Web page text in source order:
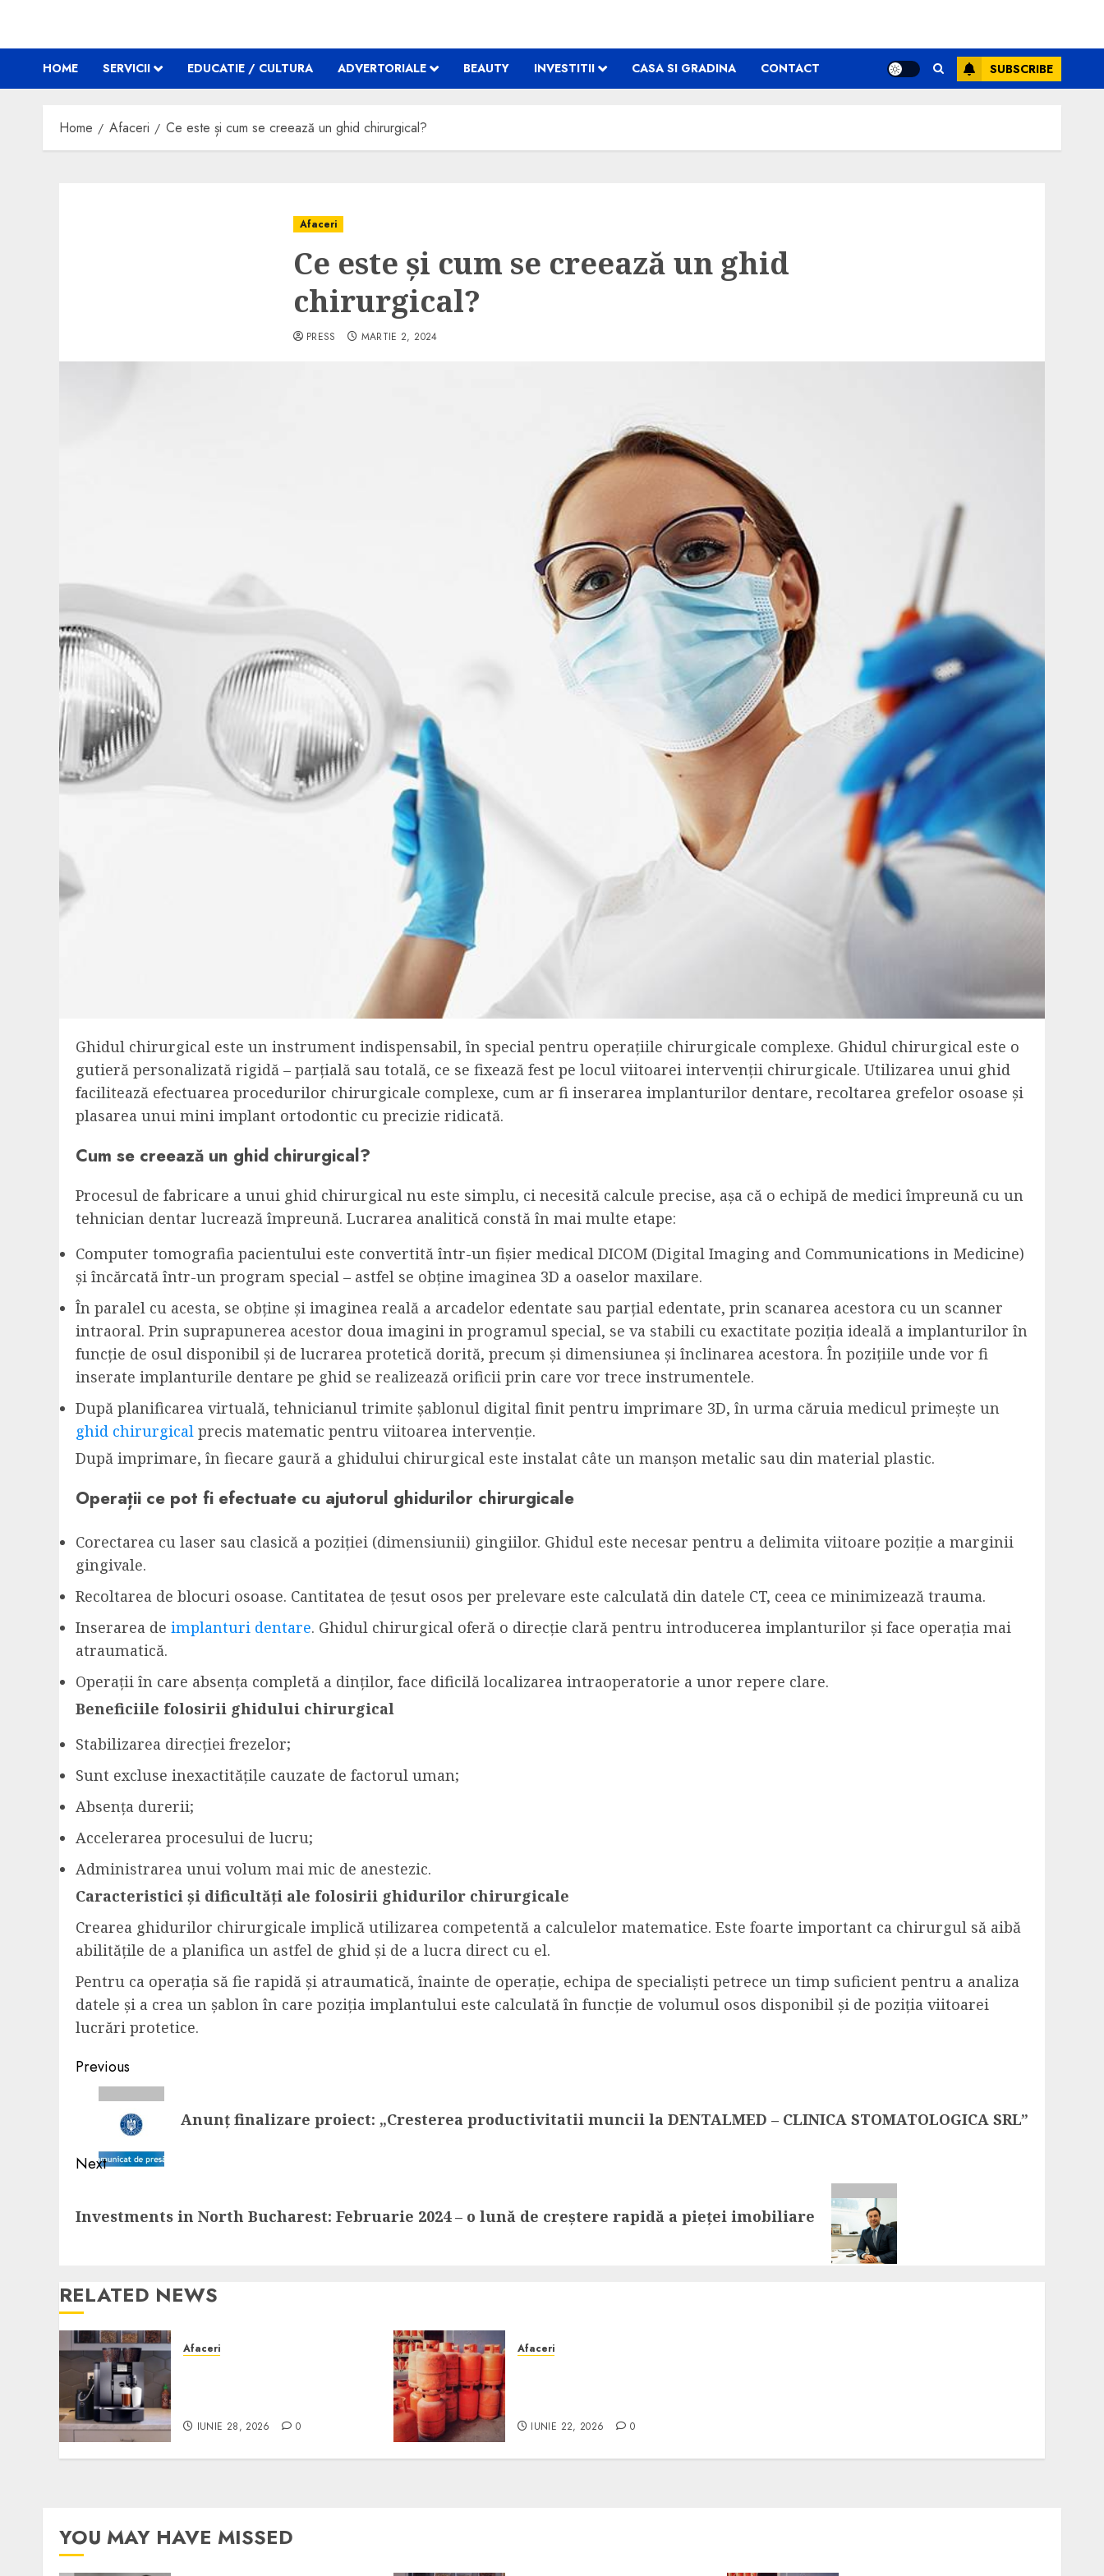
HOME SERVICII EDUCATIE / CULTURA ADVERTORIALE BEAUTY INVESTITII CASA SI GRADINA CONTACT SUBSCRIBE
Home Afaceri Ce este și cum se creează un ghid chirurgical?
Afaceri
Ce este și cum se creează un ghid
chirurgical?
PRESS MARTIE 2, 2024
Ghidul chirurgical este un instrument indispensabil, în special pentru operațiile chirurgicale complexe. Ghidul chirurgical este o
gutieră personalizată rigidă – parțială sau totală, ce se fixează fest pe locul viitoarei intervenții chirurgicale. Utilizarea unui ghid
facilitează efectuarea procedurilor chirurgicale complexe, cum ar fi inserarea implanturilor dentare, recoltarea grefelor osoase și
plasarea unui mini implant ortodontic cu precizie ridicată.
Cum se creează un ghid chirurgical?
Procesul de fabricare a unui ghid chirurgical nu este simplu, ci necesită calcule precise, așa că o echipă de medici împreună cu un
tehnician dentar lucrează împreună. Lucrarea analitică constă în mai multe etape:
Computer tomografia pacientului este convertită într-un fișier medical DICOM (Digital Imaging and Communications in Medicine)
și încărcată într-un program special – astfel se obține imaginea 3D a oaselor maxilare.
În paralel cu acesta, se obține și imaginea reală a arcadelor edentate sau parțial edentate, prin scanarea acestora cu un scanner
intraoral. Prin suprapunerea acestor doua imagini in programul special, se va stabili cu exactitate poziția ideală a implanturilor în
funcție de osul disponibil și de lucrarea protetică dorită, precum și dimensiunea și înclinarea acestora. În pozițiile unde vor fi
inserate implanturile dentare pe ghid se realizează orificii prin care vor trece instrumentele.
După planificarea virtuală, tehnicianul trimite șablonul digital finit pentru imprimare 3D, în urma căruia medicul primește un
ghid chirurgical precis matematic pentru viitoarea intervenție.
După imprimare, în fiecare gaură a ghidului chirurgical este instalat câte un manșon metalic sau din material plastic.
Operații ce pot fi efectuate cu ajutorul ghidurilor chirurgicale
Corectarea cu laser sau clasică a poziției (dimensiunii) gingiilor. Ghidul este necesar pentru a delimita viitoare poziție a marginii
gingivale.
Recoltarea de blocuri osoase. Cantitatea de țesut osos per prelevare este calculată din datele CT, ceea ce minimizează trauma.
Inserarea de implanturi dentare. Ghidul chirurgical oferă o direcție clară pentru introducerea implanturilor și face operația mai
atraumatică.
Operații în care absența completă a dinților, face dificilă localizarea intraoperatorie a unor repere clare.
Beneficiile folosirii ghidului chirurgical
Stabilizarea direcției frezelor;
Sunt excluse inexactitățile cauzate de factorul uman;
Absența durerii;
Accelerarea procesului de lucru;
Administrarea unui volum mai mic de anestezic.
Caracteristici și dificultăți ale folosirii ghidurilor chirurgicale
Crearea ghidurilor chirurgicale implică utilizarea competentă a calculelor matematice. Este foarte important ca chirurgul să aibă
abilitățile de a planifica un astfel de ghid și de a lucra direct cu el.
Pentru ca operația să fie rapidă și atraumatică, înainte de operație, echipa de specialiști petrece un timp suficient pentru a analiza
datele și a crea un șablon în care poziția implantului este calculată în funcție de volumul osos disponibil și de poziția viitoarei
lucrări protetice.
Post
navigation
Previous
Previous
Anunţ finalizare proiect: „Cresterea productivitatii muncii la DENTALMED – CLINICA STOMATOLOGICA SRL”
Next
post:
Investments in North Bucharest: Februarie 2024 – o lună de creștere rapidă a pieței imobiliare
RELATED NEWS
Afaceri
IUNIE 28, 2026 0
Afaceri
IUNIE 22, 2026 0
YOU MAY HAVE MISSED